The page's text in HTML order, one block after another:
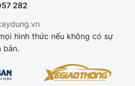
282
hình thức nếu không có sự
bản.